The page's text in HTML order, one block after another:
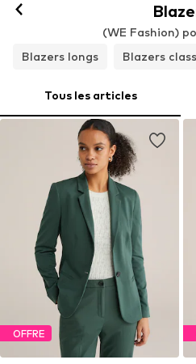
(WE Fashion)
Blazers longs
Blazers
Tous les articles
OFFRE